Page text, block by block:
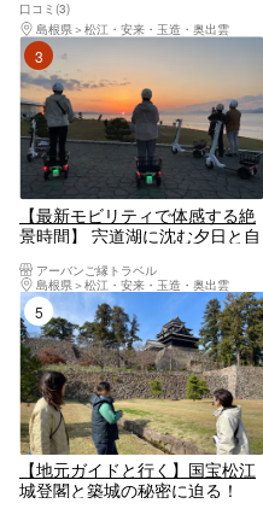
口コミ(3)
島根県
松江・安来・玉造・奥出雲
3位
【最新モビリティで体感する絶
景時間】 宍道湖に沈む夕日と自
中止アーバンご縁トラベル
島根県
松江・安来・玉造・奥出雲
5位
【地元ガイドと行く】国宝松江
城登閣と築城の秘密に迫る！